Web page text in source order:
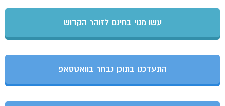
עשו מנוי בחינם לזוהר הקדוש
התעדכנו בתוכן נבחר בוואטסאפ